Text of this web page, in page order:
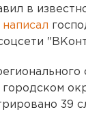
в
написал
39